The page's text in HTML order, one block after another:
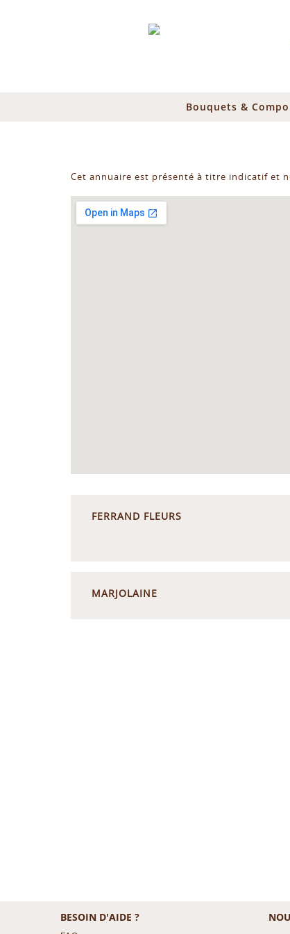
Bouquets & Compo
Cet annuaire est présenté à titre indicatif et
FERRAND FLEURS
MARJOLAINE
BESOIN D'AIDE ?